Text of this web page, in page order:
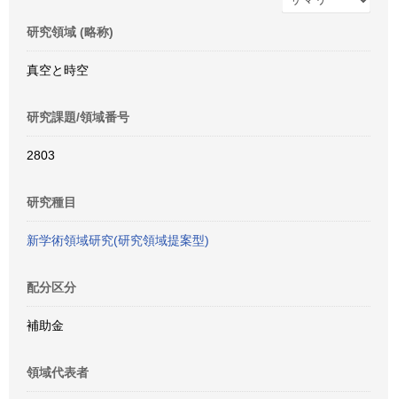
研究領域 (略称)
真空と時空
研究課題/領域番号
2803
研究種目
新学術領域研究(研究領域提案型)
配分区分
補助金
領域代表者